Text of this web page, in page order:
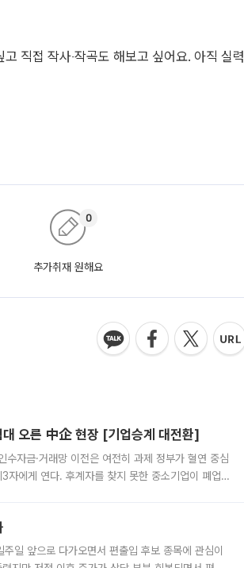
직접 작사‧작곡도 해보고 싶어요. 아직 실력
추가취재 원해요
0
오른 中企 현장 [기업승계 대전환]
자금·거래망 이전은 여전히 과제 정부가 혈연 중심
자에게 연다. 후계자를 찾지 못한 중소기업이 폐업
일 앞으로 다가오면서 편출입 후보 종목에 관심이